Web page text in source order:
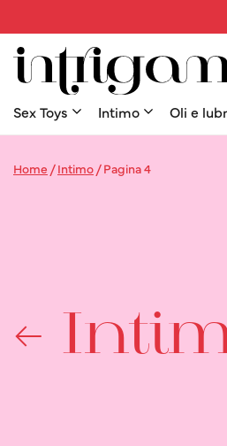
Sex Toys Intimo Oli e
Home /Intimo /Pagina 4